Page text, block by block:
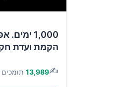
1,000
הקמת ועדת
✍️
13,989 תומכים